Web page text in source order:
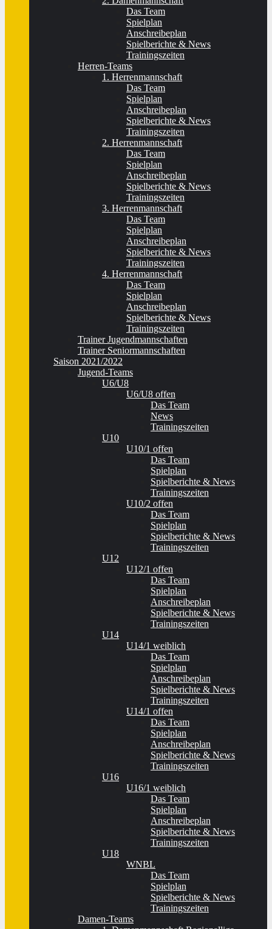
Das Team
Spielplan
Anschreibeplan
Spielberichte & News
Trainingszeiten
Herren-Teams
1. Herrenmannschaft
Das Team
Spielplan
Anschreibeplan
Spielberichte & News
Trainingszeiten
2. Herrenmannschaft
Das Team
Spielplan
Anschreibeplan
Spielberichte & News
Trainingszeiten
3. Herrenmannschaft
Das Team
Spielplan
Anschreibeplan
Spielberichte & News
Trainingszeiten
4. Herrenmannschaft
Das Team
Spielplan
Anschreibeplan
Spielberichte & News
Trainingszeiten
Trainer Jugendmannschaften
Trainer Seniormannschaften
Saison 2021/2022
Jugend-Teams
U6/U8
U6/U8 offen
Das Team
News
Trainingszeiten
U10
U10/1 offen
Das Team
Spielplan
Spielberichte & News
Trainingszeiten
U10/2 offen
Das Team
Spielplan
Spielberichte & News
Trainingszeiten
U12
U12/1 offen
Das Team
Spielplan
Anschreibeplan
Spielberichte & News
Trainingszeiten
U14
U14/1 weiblich
Das Team
Spielplan
Anschreibeplan
Spielberichte & News
Trainingszeiten
U14/1 offen
Das Team
Spielplan
Anschreibeplan
Spielberichte & News
Trainingszeiten
U16
U16/1 weiblich
Das Team
Spielplan
Anschreibeplan
Spielberichte & News
Trainingszeiten
U18
WNBL
Das Team
Spielplan
Spielberichte & News
Trainingszeiten
Damen-Teams